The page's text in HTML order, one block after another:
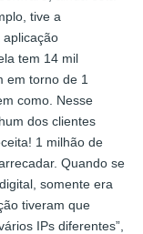
tive a
tem 14 mil
em torno de 1
como. Nesse
dos clientes
1 milhão de
Quando se
somente era
tiveram que
IPs diferentes”,